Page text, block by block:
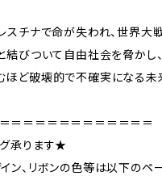
スチナで命が失われ、世界
結びついて自由社会を脅かし
ほど破壊的で不確実になる未
＝＝＝＝＝＝＝＝＝＝＝＝
承ります★
ン、リボンの色等は以下のペ